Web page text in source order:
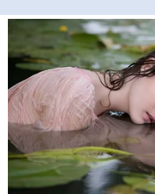
na
nejdříve 7.-8.
oblastech se
do země,
dosáhne 18-
hrozba
vlhkomilná